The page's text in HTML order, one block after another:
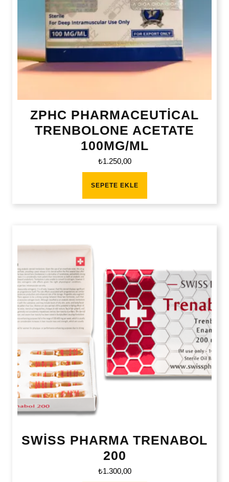
ZPHC PHARMACEUTİCAL
TRENBOLONE ACETATE
100MG/ML
₺1.250,00
SEPETE EKLE
SWİSS PHARMA TRENABOL
200
₺1.300,00